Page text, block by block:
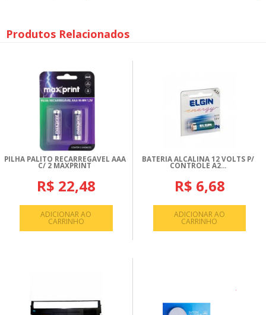
Produtos Relacionados
PILHA PALITO RECARREGAVEL AAA
C/ 2 MAXPRINT
R$ 22,48
ADICIONAR AO
CARRINHO
BATERIA ALCALINA 12 VOLTS P/
CONTROLE A2...
R$ 6,68
ADICIONAR AO
CARRINHO